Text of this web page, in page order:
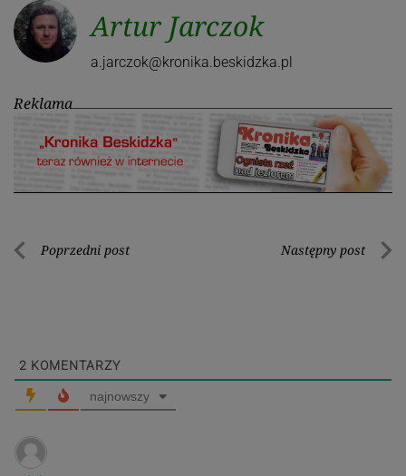
Artur Jarczok
a.jarczok@kronika.beskidzka.pl
Reklama
Nawigacja
Poprzedni post Następny post
2 KOMENTARZY
najnowszy